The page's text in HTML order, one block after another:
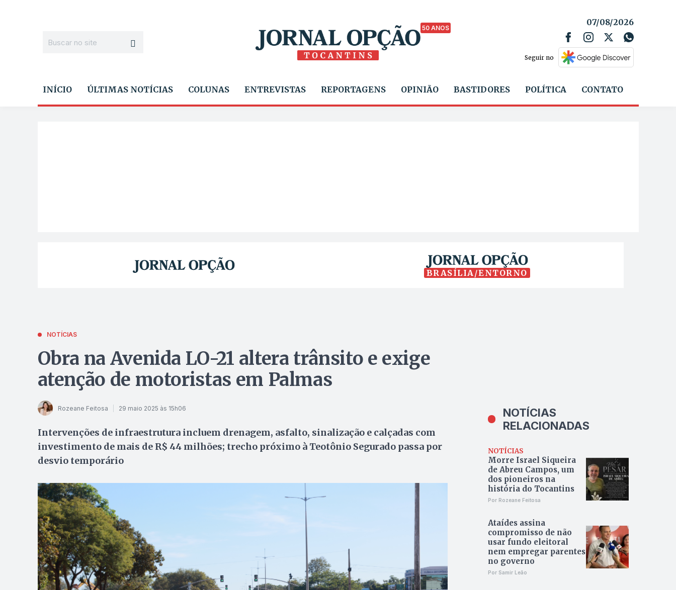
50 ANOS
07/08/2026
Seguir no
INÍCIO ÚLTIMAS NOTÍCIAS COLUNAS ENTREVISTAS REPORTAGENS OPINIÃO BASTIDORES POLÍTICA CONTATO
BRASÍLIA/ENTORNO
NOTÍCIAS
Obra na Avenida LO-21 altera trânsito e exige
atenção de motoristas em Palmas
Rozeane Feitosa 29 maio 2025 às 15h06
Intervenções de infraestrutura incluem drenagem, asfalto, sinalização e calçadas com
investimento de mais de R$ 44 milhões; trecho próximo à Teotônio Segurado passa por
desvio temporário
NOTÍCIAS
RELACIONADAS
NOTÍCIAS
Morre Israel Siqueira
de Abreu Campos, um
dos pioneiros na
história do Tocantins
Por Rozeane Feitosa
Ataídes assina
compromisso de não
usar fundo eleitoral
nem empregar parentes
no governo
Por Samir Leão